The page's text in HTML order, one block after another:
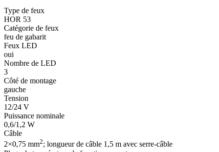
Type de feux
HOR 53
Catégorie de feux
feu de gabarit
Feux LED
oui
Nombre de LED
3
Côté de montage
gauche
Tension
12/24 V
Puissance nominale
0,6/1,2 W
Câble
2×0,75 mm2; longueur de câble 1,5 m avec serre-câble